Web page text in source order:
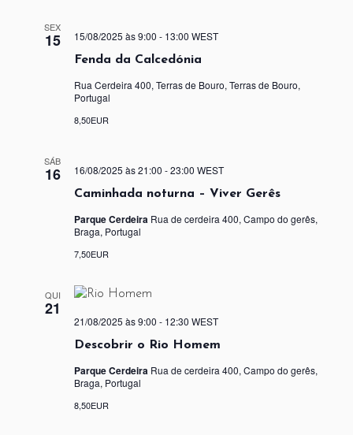
SEX
15
Fenda da Calcedónia
15/08/2025 às 9:00 - 13:00 WEST
Rua Cerdeira 400, Terras de Bouro, Terras de Bouro,
Portugal
8,50EUR
SÁB
16
Caminhada noturna – Viver Gerês
16/08/2025 às 21:00 -23:00 WEST
Parque Cerdeira Rua de cerdeira 400, Campo do gerês,
Braga, Portugal
7,50EUR
QUI
21
Descobrir o Rio Homem
21/08/2025 às 9:00 - 12:30 WEST
Parque Cerdeira Rua de cerdeira 400, Campo do gerês,
Braga, Portugal
8,50EUR